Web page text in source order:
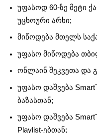
უფასოდ 60-ზე მეტი
უცხოური არხი;
მიწოდება მთელს
უფასო მიწოდება
ონლაინ შეკვეთა და
უფასო დაშვება
ბაზასთან;
უფასო დაშვება
Playlist-ებთან;